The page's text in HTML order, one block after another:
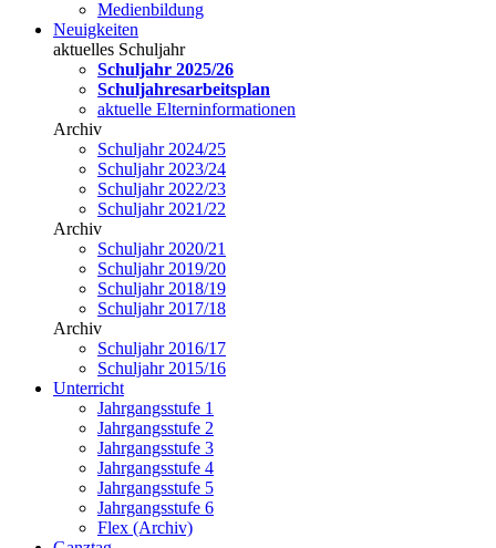
Medienbildung
Neuigkeiten
aktuelles Schuljahr
Schuljahr 2025/26
Schuljahresarbeitsplan
aktuelle Elterninformationen
Archiv
Schuljahr 2024/25
Schuljahr 2023/24
Schuljahr 2022/23
Schuljahr 2021/22
Archiv
Schuljahr 2020/21
Schuljahr 2019/20
Schuljahr 2018/19
Schuljahr 2017/18
Archiv
Schuljahr 2016/17
Schuljahr 2015/16
Unterricht
Jahrgangsstufe 1
Jahrgangsstufe 2
Jahrgangsstufe 3
Jahrgangsstufe 4
Jahrgangsstufe 5
Jahrgangsstufe 6
Flex (Archiv)